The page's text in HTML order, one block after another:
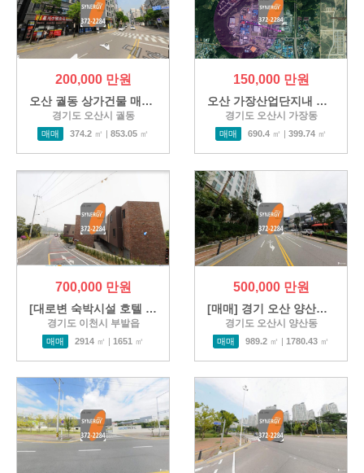
200,000 만원
오산 궐동 상가건물 매매 오산…
경기도 오산시 궐동
매매 374.2 ㎡ | 853.05 ㎡
150,000 만원
오산 가장산업단지내 상업용…
경기도 오산시 가장동
매매 690.4 ㎡ | 399.74 ㎡
700,000 만원
[대로변 숙박시설 호텔 무인텔…
경기도 이천시 부발읍
매매 2914 ㎡ | 1651 ㎡
500,000 만원
[매매] 경기 오산 양산동 아파…
경기도 오산시 양산동
매매 989.2 ㎡ | 1780.43 ㎡